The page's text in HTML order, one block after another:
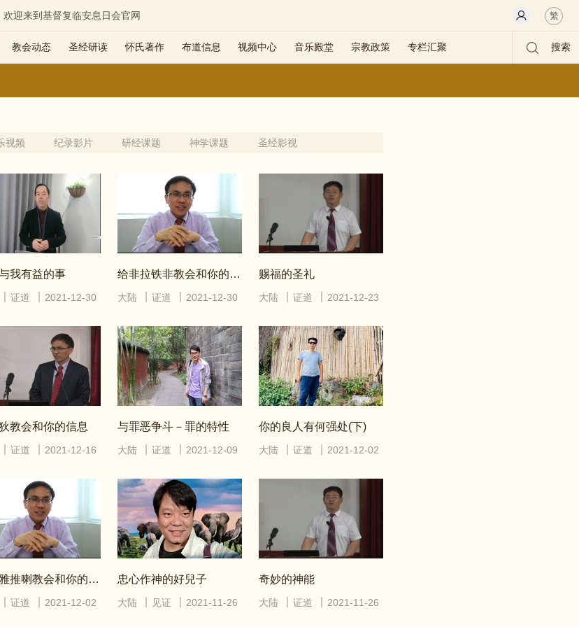
欢迎来到基督复临安息日会官网 繁
教会动态 圣经研读 怀氏著作 布道信息 视频中心 音乐殿堂 宗教政策 专栏汇聚 搜索
视频 纪录影片 研经课题 神学课题 圣经影视
我有益的事
证道 2021-12-30
给非拉铁非教会和你的信息
大陆 证道 2021-12-30
赐福的圣礼
大陆 证道 2021-12-23
教会和你的信息
证道 2021-12-16
与罪恶争斗－罪的特性
大陆 证道 2021-12-09
你的良人有何强处(下)
大陆 证道 2021-12-02
给推雅推喇教会和你的信息
证道 2021-12-02
忠心作神的好兒子
大陆 见证 2021-11-26
奇妙的神能
大陆 证道 2021-11-26